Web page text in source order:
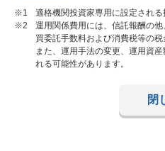
※1
適格機関投資家専用に設定される
※2
運用関係費用には、信託報酬の
買委託手数料および消費税等の税
また、運用手法の変更、運用資
れる可能性があります。
閉